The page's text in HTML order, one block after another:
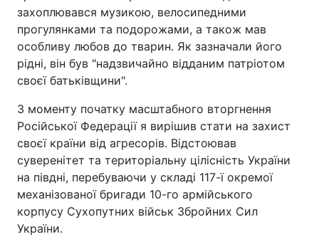
захоплювався музикою, велосипедними
прогулянками та подорожами, а також мав
особливу любов до тварин. Як зазначали його
рідні, він був "надзвичайно відданим патріотом
своєї батьківщини".
З моменту початку масштабного вторгнення
Російської Федерації я вирішив стати на захист
своєї країни від агресорів. Відстоював
суверенітет та територіальну цілісність України
на півдні, перебуваючи у складі 117-ї окремої
механізованої бригади 10-го армійського
корпусу Сухопутних військ Збройних Сил
України.